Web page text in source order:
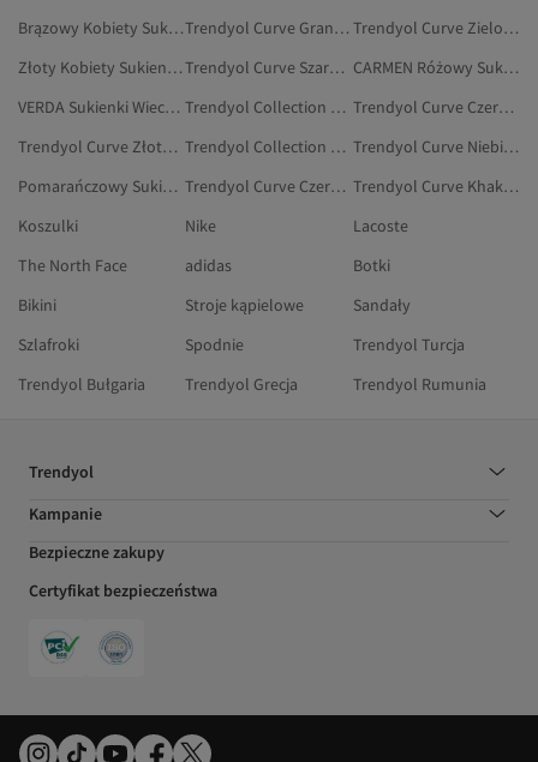
Brązowy Kobiety Sukienki Plus Size
Trendyol Curve Granatowy Sukienki Plus Size
Trendyol Curve Zielony Sukienki
Złoty Kobiety Sukienki Plus Size
Trendyol Curve Szary Sukienki
CARMEN Różowy Sukienki Wieczorowe Plus Size
VERDA Sukienki Wieczorowe Plus Size
Trendyol Collection Szary Sukienki Plus Size
Trendyol Curve Czerwony Sukienki Plus Size
Trendyol Curve Złoty Sukienki
Trendyol Collection Beżowy Sukienki Plus Size
Trendyol Curve Niebieski Sukienki Plus Size
Pomarańczowy Sukienki Wieczorowe Plus Size
Trendyol Curve Czerwony Sukienki
Trendyol Curve Khaki Sukienki Plus Size
Koszulki
Nike
Lacoste
The North Face
adidas
Botki
Bikini
Stroje kąpielowe
Sandały
Szlafroki
Spodnie
Trendyol Turcja
Trendyol Bułgaria
Trendyol Grecja Trendyol Rumunia
Trendyol
Kampanie
Bezpieczne zakupy
Certyfikat bezpieczeństwa